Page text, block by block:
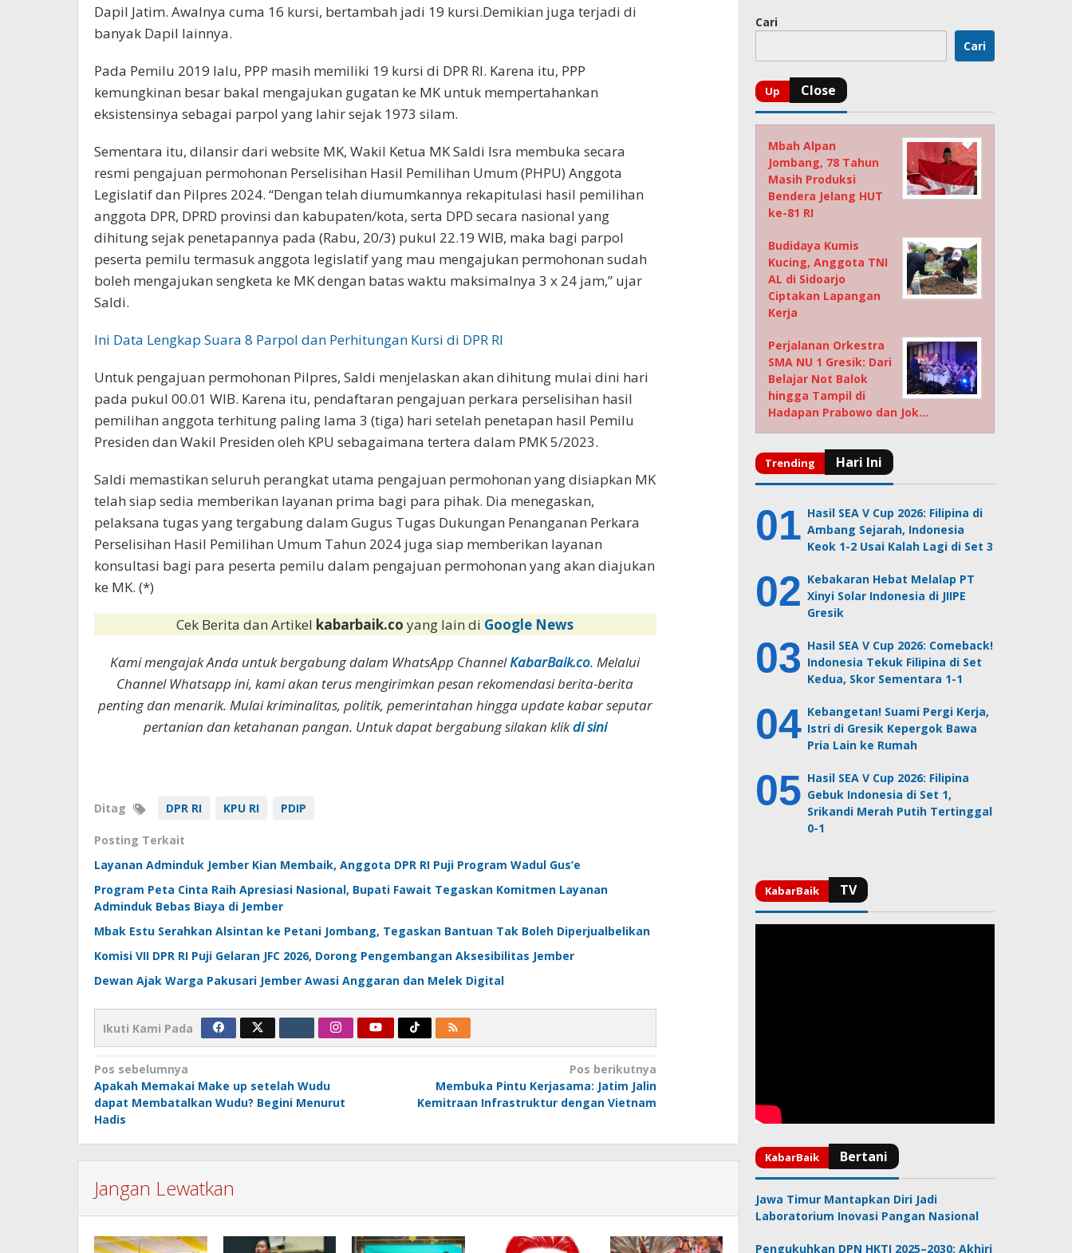
Dapil Jatim. Awalnya cuma 16 kursi, bertambah jadi 19 kursi.Demikian juga terjadi di
banyak Dapil lainnya.
Pada Pemilu 2019 lalu, PPP masih memiliki 19 kursi di DPR RI. Karena itu, PPP
kemungkinan besar bakal mengajukan gugatan ke MK untuk mempertahankan
eksistensinya sebagai parpol yang lahir sejak 1973 silam.
Sementara itu, dilansir dari website MK, Wakil Ketua MK Saldi Isra membuka secara
resmi pengajuan permohonan Perselisihan Hasil Pemilihan Umum (PHPU) Anggota
Legislatif dan Pilpres 2024. “Dengan telah diumumkannya rekapitulasi hasil pemilihan
anggota DPR, DPRD provinsi dan kabupaten/kota, serta DPD secara nasional yang
dihitung sejak penetapannya pada (Rabu, 20/3) pukul 22.19 WIB, maka bagi parpol
peserta pemilu termasuk anggota legislatif yang mau mengajukan permohonan sudah
boleh mengajukan sengketa ke MK dengan batas waktu maksimalnya 3 x 24 jam,” ujar
Saldi.
Ini Data Lengkap Suara 8 Parpol dan Perhitungan Kursi di DPR RI
Untuk pengajuan permohonan Pilpres, Saldi menjelaskan akan dihitung mulai dini hari
pada pukul 00.01 WIB. Karena itu, pendaftaran pengajuan perkara perselisihan hasil
pemilihan anggota terhitung paling lama 3 (tiga) hari setelah penetapan hasil Pemilu
Presiden dan Wakil Presiden oleh KPU sebagaimana tertera dalam PMK 5/2023.
Saldi memastikan seluruh perangkat utama pengajuan permohonan yang disiapkan MK
telah siap sedia memberikan layanan prima bagi para pihak. Dia menegaskan,
pelaksana tugas yang tergabung dalam Gugus Tugas Dukungan Penanganan Perkara
Perselisihan Hasil Pemilihan Umum Tahun 2024 juga siap memberikan layanan
konsultasi bagi para peserta pemilu dalam pengajuan permohonan yang akan diajukan
ke MK. (*)
Cek Berita dan Artikel kabarbaik.coyang lain di Google News
Kami mengajak Anda untuk bergabung dalam WhatsApp ChannelKabarBaik.co. Melalui
Channel Whatsapp ini, kami akan terus mengirimkan pesan rekomendasi berita-berita
penting dan menarik. Mulai kriminalitas, politik, pemerintahan hingga update kabar seputar
pertanian dan ketahanan pangan. Untuk dapat bergabung silakan klikdi sini
Ditag DPR RI KPU RI PDIP
Posting Terkait
Layanan Adminduk Jember Kian Membaik, Anggota DPR RI Puji Program Wadul Gus’e
Program Peta Cinta Raih Apresiasi Nasional, Bupati Fawait Tegaskan Komitmen Layanan
Adminduk Bebas Biaya di Jember
Mbak Estu Serahkan Alsintan ke Petani Jombang, Tegaskan Bantuan Tak Boleh Diperjualbelikan
Komisi VII DPR RI Puji Gelaran JFC 2026, Dorong Pengembangan Aksesibilitas Jember
Dewan Ajak Warga Pakusari Jember Awasi Anggaran dan Melek Digital
Ikuti Kami Pada
Navigasi
pos
Pos sebelumnya
Apakah Memakai Make up setelah Wudu
dapat Membatalkan Wudu? Begini Menurut
Hadis
Pos berikutnya
Membuka Pintu Kerjasama: Jatim Jalin
Kemitraan Infrastruktur dengan Vietnam
Jangan Lewatkan
Cari
Cari
Mbah Alpan
Jombang, 78 Tahun
Masih Produksi
Bendera Jelang HUT
ke-81 RI
Budidaya Kumis
Kucing, Anggota TNI
AL di Sidoarjo
Ciptakan Lapangan
Kerja
Perjalanan Orkestra
SMA NU 1 Gresik: Dari
Belajar Not Balok
hingga Tampil di
Hadapan Prabowo dan Jok…
Hasil SEA V Cup 2026: Filipina di
Ambang Sejarah, Indonesia
Keok 1-2 Usai Kalah Lagi di Set 3
Kebakaran Hebat Melalap PT
Xinyi Solar Indonesia di JIIPE
Gresik
Hasil SEA V Cup 2026: Comeback!
Indonesia Tekuk Filipina di Set
Kedua, Skor Sementara 1-1
Kebangetan! Suami Pergi Kerja,
Istri di Gresik Kepergok Bawa
Pria Lain ke Rumah
Hasil SEA V Cup 2026: Filipina
Gebuk Indonesia di Set 1,
Srikandi Merah Putih Tertinggal
0-1
Jawa Timur Mantapkan Diri Jadi
Laboratorium Inovasi Pangan Nasional
Pengukuhkan DPN HKTI 2025–2030: Akhiri